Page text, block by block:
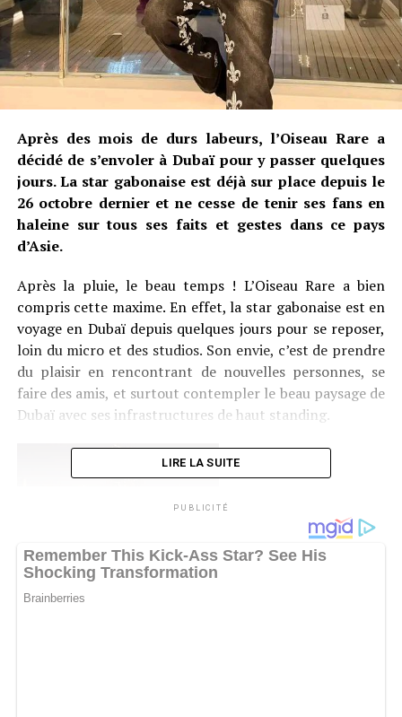
Après des mois de durs labeurs, l’Oiseau Rare a
décidé de s’envoler à Dubaï pour y passer quelques
jours. La star gabonaise est déjà sur place depuis le
26 octobre dernier et ne cesse de tenir ses fans en
haleine sur tous ses faits et gestes dans ce pays
d’Asie.
Après la pluie, le beau temps ! L’Oiseau Rare a bien
compris cette maxime. En effet, la star gabonaise est en
voyage en Dubaï depuis quelques jours pour se reposer,
loin du micro et des studios. Son envie, c’est de prendre
du plaisir en rencontrant de nouvelles personnes, se
faire des amis, et surtout contempler le beau paysage de
Dubaï avec ses infrastructures de haut standing.
LIRE LA SUITE
PUBLICITÉ